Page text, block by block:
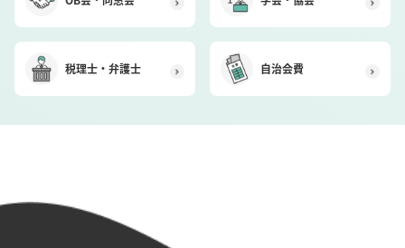
税理士・弁護士 自治会費